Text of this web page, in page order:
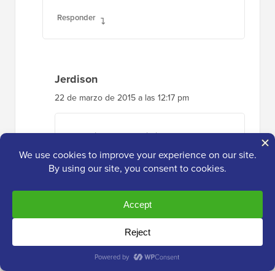
Responder
Jerdison
22 de marzo de 2015 a las 12:17 pm
Estoy intentando eliminar todos los
títulos de mis widgets. La función que
sugeriste no los eliminó.